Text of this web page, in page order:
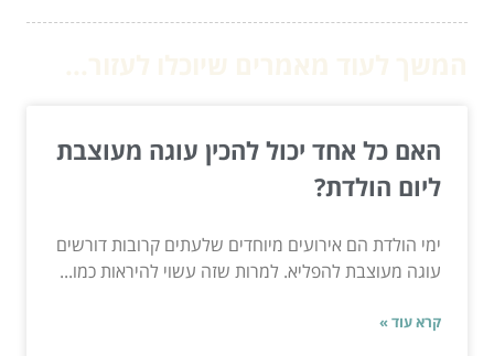
האם כל אחד יכול להכין עוגה מעוצבת
ליום הולדת?
ימי הולדת הם אירועים מיוחדים שלעתים קרובות דורשים
עוגה מעוצבת להפליא. למרות שזה עשוי להיראות כמו...
קרא עוד »